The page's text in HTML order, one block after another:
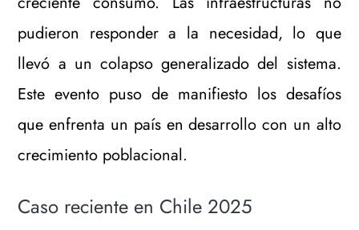
pudieron responder a la necesidad, lo que
llevó a un colapso generalizado del sistema.
Este evento puso de manifiesto los desafíos
que enfrenta un país en desarrollo con un alto
crecimiento poblacional.
Caso reciente en Chile 2025